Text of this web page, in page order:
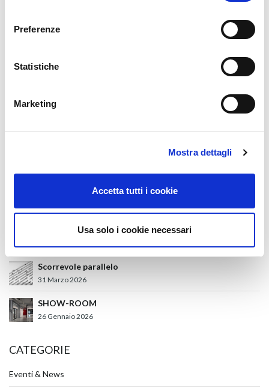
Preferenze
Statistiche
Marketing
Mostra dettagli
Accetta tutti i cookie
Usa solo i cookie necessari
Previous Next
ARTICOLI RECENTI
Veteco 2026
Scorrevole parallelo
31 Marzo 2026
SHOW-ROOM
26 Gennaio 2026
CATEGORIE
Eventi & News